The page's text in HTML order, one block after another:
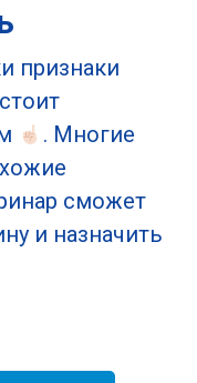
признаки
. Многие
сможет
и назначить